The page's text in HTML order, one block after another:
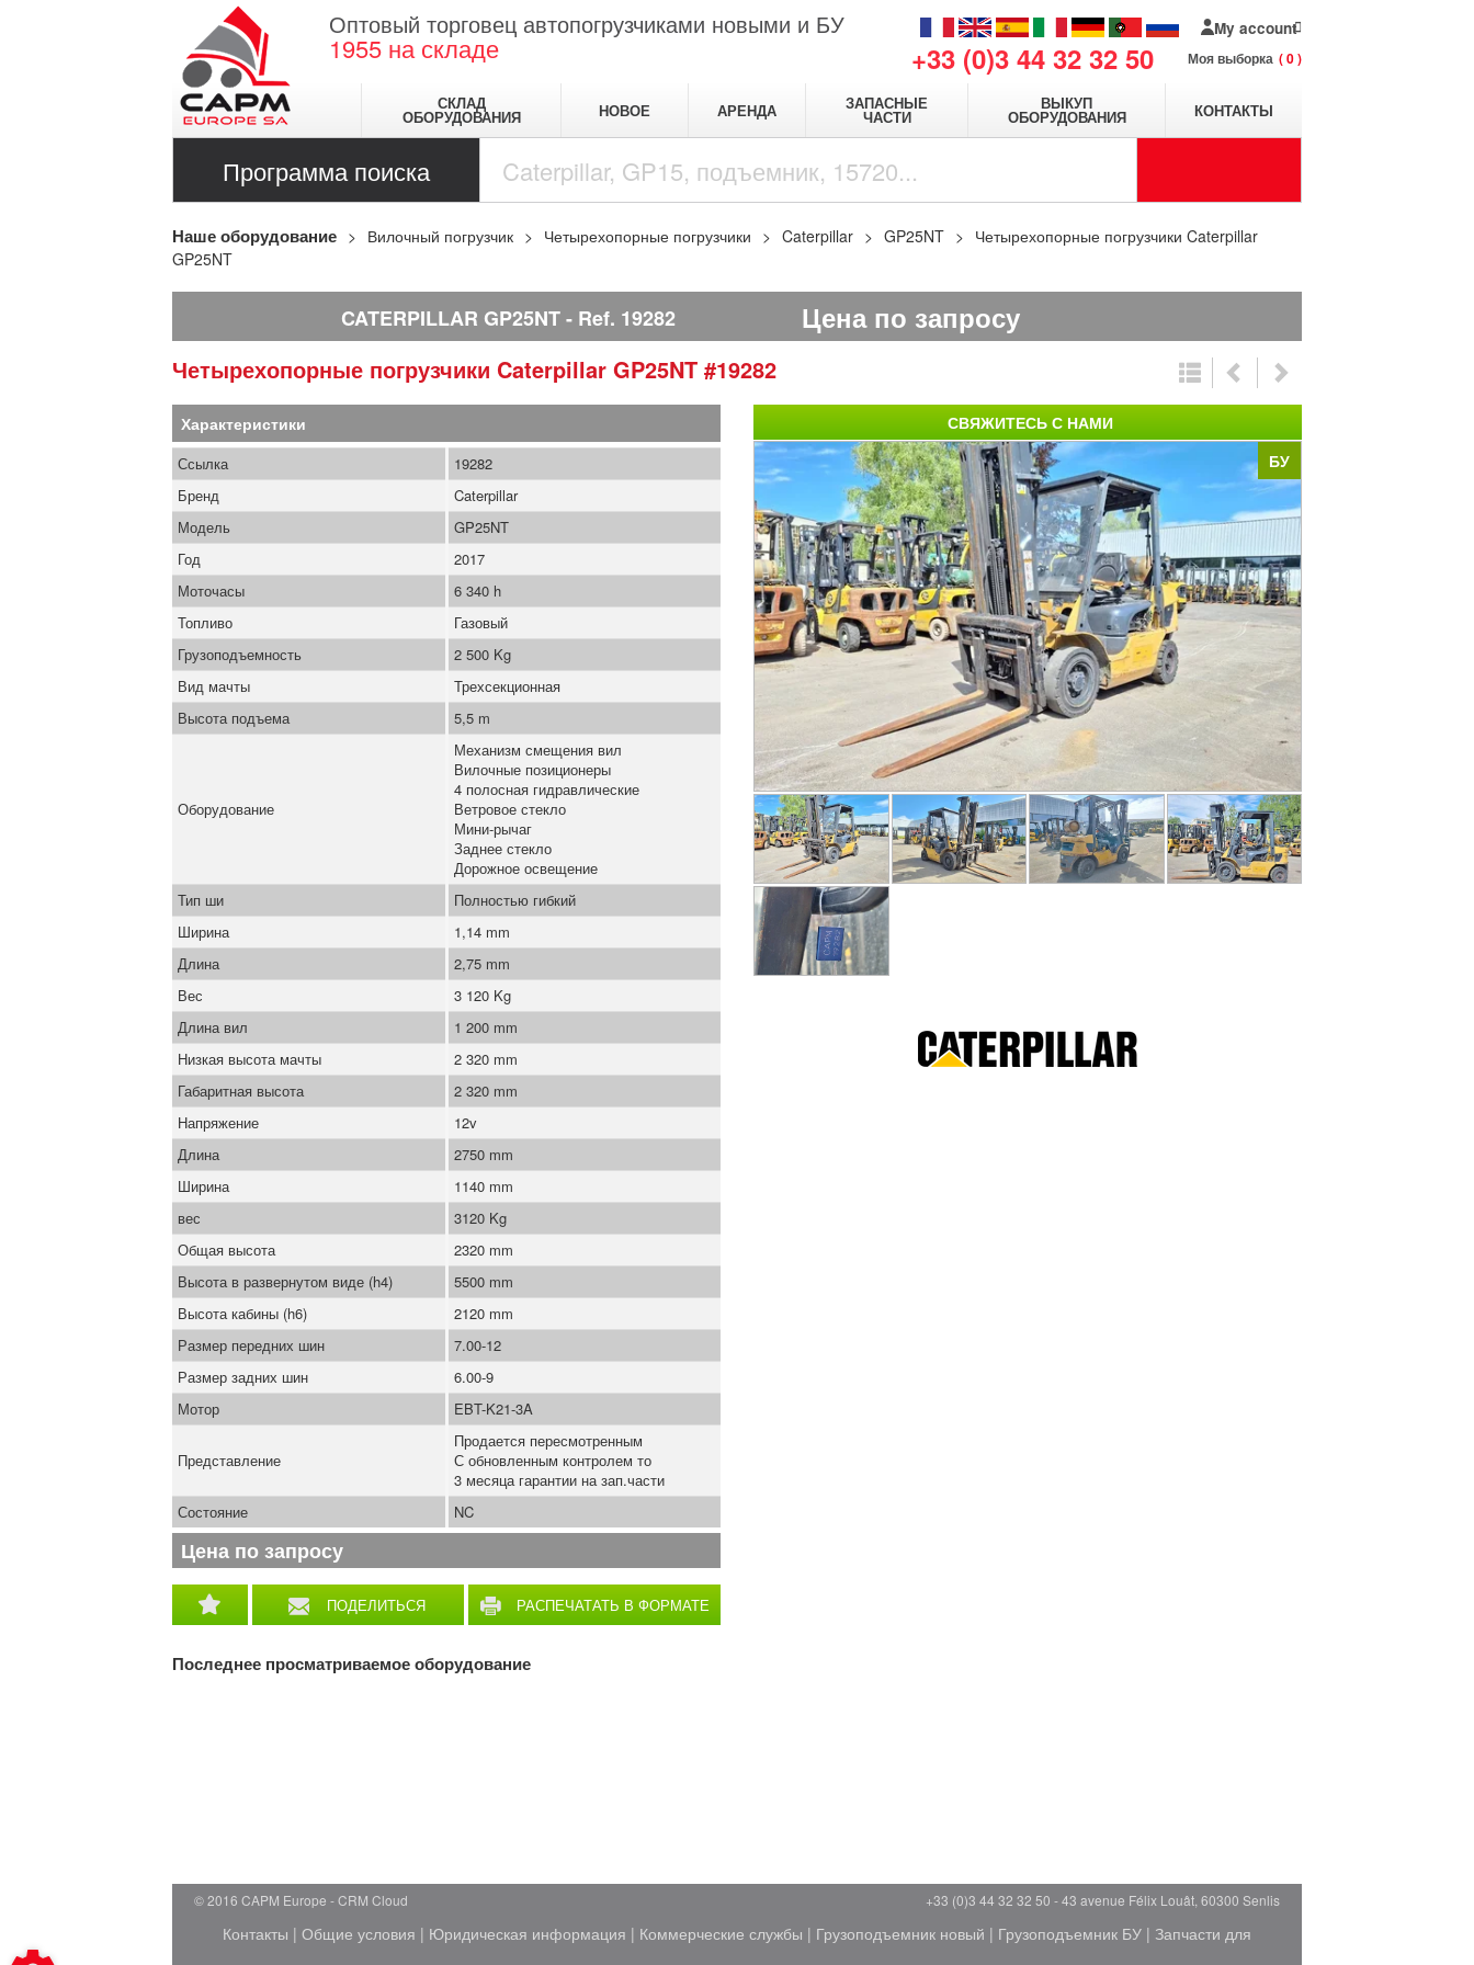
Оптовый торговец автопогрузчиками новыми и БУ
1955 на складе +33 (0)3 44 32 32 50
My account
Моя выборка 0
СКЛАД
ОБОРУДОВАНИЯ НОВОЕ АРЕНДА ЗАПАСНЫЕ
ЧАСТИ
ВЫКУП
ОБОРУДОВАНИЯ КОНТАКТЫ
Программа поиска
Наше оборудование Вилочный погрузчик Четырехопорные погрузчики Caterpillar GP25NT
Четырехопорные погрузчики Caterpillar
GP25NT
CATERPILLAR GP25NT Ref. 19282 Цена по запросу
Четырехопорные погрузчики Caterpillar GP25NT #19282
БУ
Характеристики
ПОДЕЛИТЬСЯ
РАСПЕЧАТАТЬ В ФОРМАТЕ
Ссылка
19282
Бренд
Caterpillar
Модель
GP25NT
Год
2017
Моточасы
6 340 h
Топливо
Газовый
Грузоподъемность
2 500 Kg
Вид мачты
Трехсекционная
Высота подъема
5,5 m
Оборудование
Механизм смещения вил
Вилочные позиционеры
4 полосная гидравлические
Ветровое стекло
Мини-рычаг
Заднее стекло
Дорожное освещение
Тип ши
Полностью гибкий
Ширина
1,14 mm
Длина
2,75 mm
Вес
3 120 Kg
Длина вил
1 200 mm
Низкая высота мачты
2 320 mm
Габаритная высота
2 320 mm
Напряжение
12v
Длина
2750 mm
Ширина
1140 mm
вес
3120 Kg
Общая высота
2320 mm
Высота в развернутом виде (h4)
5500 mm
Высота кабины (h6)
2120 mm
Размер передних шин
7.00-12
Размер задних шин
6.00-9
Мотор
EBT-K21-3A
Представление
Продается пересмотренным
С обновленным контролем то
3 месяца гарантии на зап.части
Состояние
NC
Цена по запросу
СВЯЖИТЕСЬ С НАМИ
Последнее просматриваемое оборудование
© 2016 CAPM Europe CRM Cloud +33 (0)3 44 32 32 50 - 43 avenue Félix Louât, 60300 Senlis
Контакты | Общие условия | Юридическая информация | Коммерческие службы | Грузоподъемник новый | Грузоподъемник БУ | Запчасти для